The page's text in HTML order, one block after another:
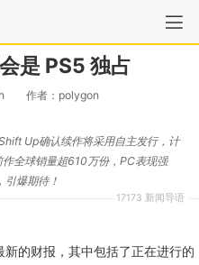
是 PS5 独占
作者：polygon
17173 新闻导语
Up确认续作将采用自主发行，计
全球销量超610万份，PC表现强
爆期待！
的财报，其中包括了正在进行的